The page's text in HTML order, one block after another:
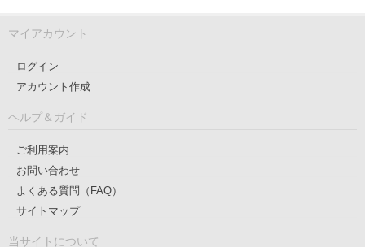
マイアカウント
ログイン
アカウント作成
ヘルプ＆ガイド
ご利用案内
お問い合わせ
よくある質問（FAQ）
サイトマップ
当サイトについて